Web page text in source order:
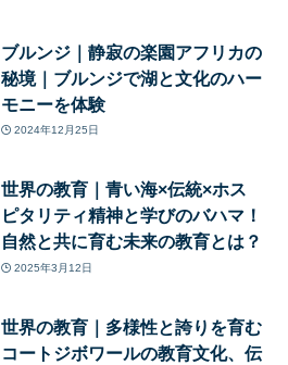
ブルンジ｜静寂の楽園アフリカの
秘境｜ブルンジで湖と文化のハー
モニーを体験
2024年12月25日
世界の教育｜青い海×伝統×ホス
ピタリティ精神と学びのバハマ！
自然と共に育む未来の教育とは？
2025年3月12日
世界の教育｜多様性と誇りを育む
コートジボワールの教育文化、伝